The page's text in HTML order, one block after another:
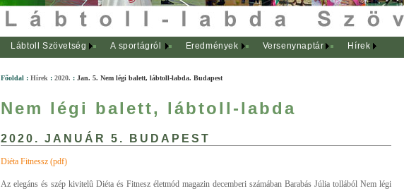
Lábtoll Szövetség A sportágról Eredmények Versenynaptár
Hírek
Főoldal: Hírek : 2020. : Jan. 5. Nem légi balett, lábtoll-labda. Budapest
Nem légi balett, lábtoll-labda
2020. JANUÁR 5. BUDAPEST
Diéta Fitnessz (pdf)
Az elegáns és szép kivitelû Diéta és Fitnesz életmód magazin decemberi számában Barabás Júlia tollából Nem légi